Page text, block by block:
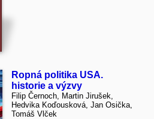
Ropná politika USA.
historie a výzvy
Filip Černoch, Martin Jirušek,
Hedvika Koďousková, Jan Osička,
Tomáš Vlček